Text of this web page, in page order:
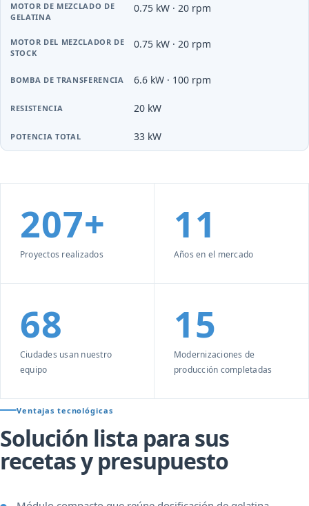
0.75 kW · 20 rpm
0.75 kW · 20 rpm
6.6 kW · 100 rpm
20 kW
33 kW
207+
Proyectos realizados
11
Años en el mercado
68
Ciudades usan nuestro
equipo
15
Modernizaciones de
producción completadas
Ventajas tecnológicas
Solución lista para sus
recetas y presupuesto